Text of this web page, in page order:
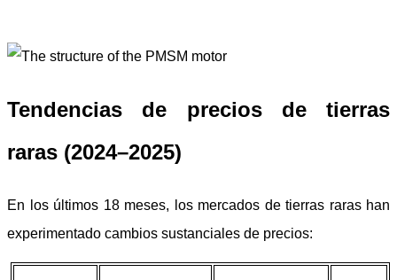
Tendencias de precios de tierras
raras (2024–2025)
En los últimos 18 meses, los mercados de tierras raras han
experimentado cambios sustanciales de precios: